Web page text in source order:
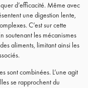
d’efficacité. Même avec
une digestion lente,
C’est sur cette
soutenant les mécanismes
aliments, limitant ainsi les
sont combinées. L’une agit
se rapprochent du